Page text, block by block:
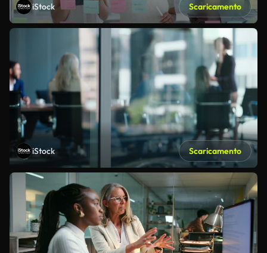
iStock Scaricamento
iStock Scaricamento